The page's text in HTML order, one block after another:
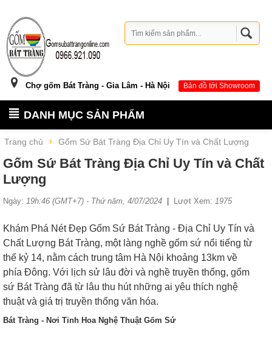
Chợ gốm Bát Tràng - Gia Lâm - Hà Nội Bản đồ tới Showroom
DANH MỤC SẢN PHẨM
Trang chủ Gốm Sứ Bát Tràng Địa Chỉ Uy Tín và Chất Lượng
Gốm Sứ Bát Tràng Địa Chỉ Uy Tín và Chất
Lượng
Ngày: 19h:46 (GMT+7) - Thứ năm, 4/07/2024 Lượt Xem: 1975
Khám Phá Nét Đẹp Gốm Sứ Bát Tràng - Địa Chỉ Uy Tín và
Chất Lượng Bát Tràng, một làng nghề gốm sứ nổi tiếng từ
thế kỷ 14, nằm cách trung tâm Hà Nội khoảng 13km về
phía Đông. Với lịch sử lâu đời và nghề truyền thống, gốm
sứ Bát Tràng đã từ lâu thu hút những ai yêu thích nghệ
thuật và giá trị truyền thống văn hóa.
Bát Tràng - Nơi Tinh Hoa Nghệ Thuật Gốm Sứ